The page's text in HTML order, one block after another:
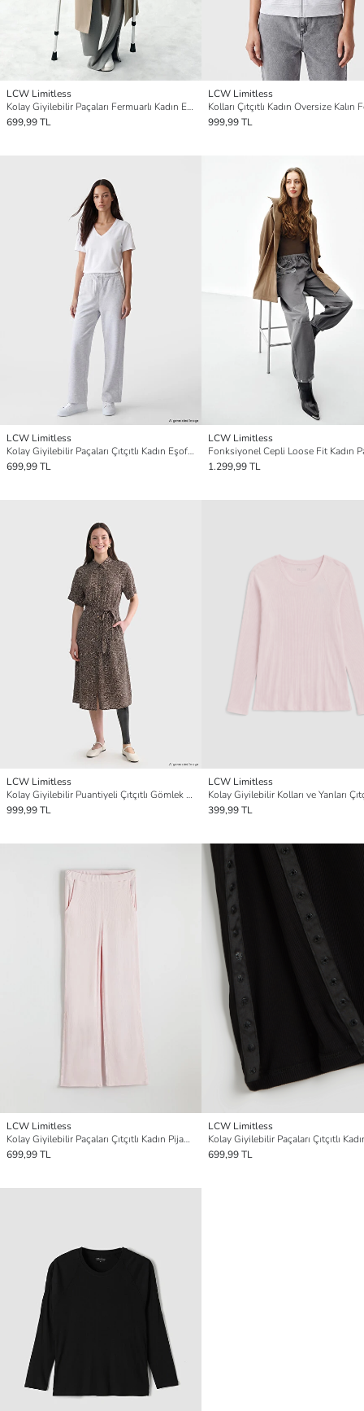
LCW Limitless
Kolay Giyilebilir Paçaları Fermuarlı Kadın Eşofman Altı
699,99 TL
LCW Limitless
999,99 TL
LCW Limitless
Kolay Giyilebilir Paçaları Çıtçıtlı Kadın Eşofman Altı
699,99 TL
LCW Limitless
Fonksiyonel Cepli Loose Fit Kadın
1.299,99 TL
LCW Limitless
Kolay Giyilebilir Puantiyeli Çıtçıtlı Gömlek Elbise
999,99 TL
LCW Limitless
399,99 TL
LCW Limitless
Kolay Giyilebilir Paçaları Çıtçıtlı Kadın Pijama Altı
699,99 TL
LCW Limitless
699,99 TL